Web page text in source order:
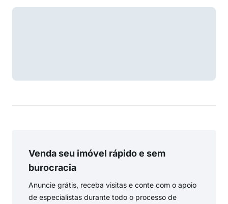
Venda seu imóvel rápido e sem
burocracia
Anuncie grátis, receba visitas e conte com o apoio
de especialistas durante todo o processo de